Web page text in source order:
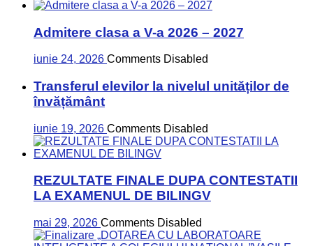
Admitere clasa a V-a 2026 – 2027
iunie 24, 2026 Comments Disabled
Transferul elevilor la nivelul unităților de
învățământ
iunie 19, 2026 Comments Disabled
REZULTATE FINALE DUPA CONTESTATII
LA EXAMENUL DE BILINGV
mai 29, 2026 Comments Disabled